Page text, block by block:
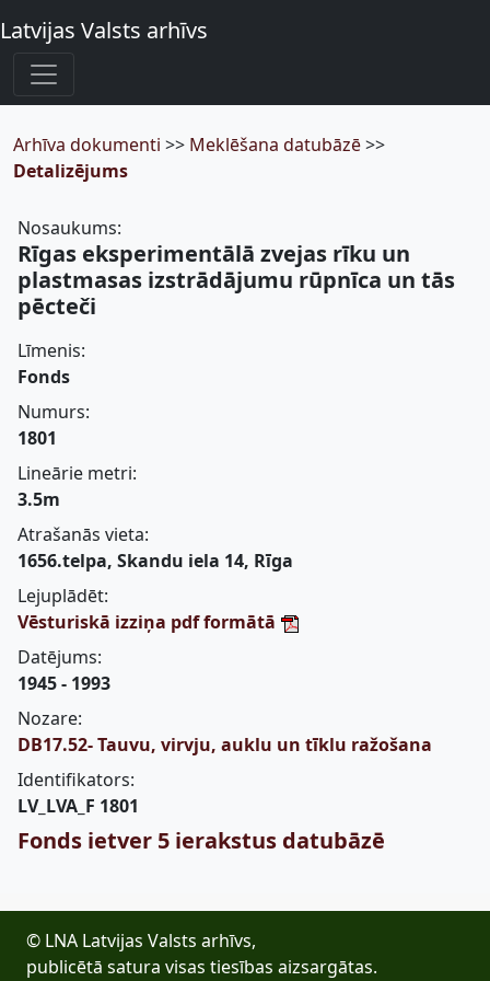
Latvijas Valsts arhīvs
Arhīva dokumenti >> Meklēšana datubāzē>>
Detalizējums
Nosaukums:
Rīgas eksperimentālā zvejas rīku un
plastmasas izstrādājumu rūpnīca un tās
pēcteči
Līmenis:
Fonds
Numurs:
1801
Lineārie metri:
3.5m
Atrašanās vieta:
1656.telpa, Skandu iela 14, Rīga
Lejuplādēt:
Vēsturiskā izziņa pdf formātā
Datējums:
1945 - 1993
Nozare:
DB17.52- Tauvu, virvju, auklu un tīklu ražošana
Identifikators:
LV_LVA_F 1801
Fonds ietver 5 ierakstus datubāzē
© LNA Latvijas Valsts arhīvs,
publicētā satura visas tiesības aizsargātas.